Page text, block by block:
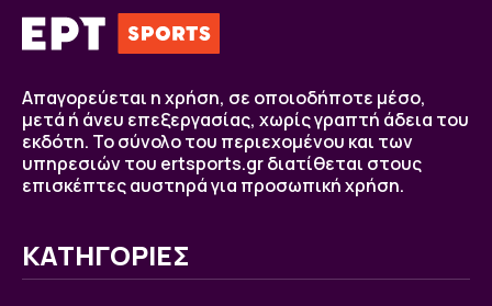
Απαγορεύεται η χρήση, σε οποιοδήποτε μέσο,
μετά ή άνευ επεξεργασίας, χωρίς γραπτή άδεια του
εκδότη. Το σύνολο του περιεχομένου και των
υπηρεσιών του ertsports.gr διατίθεται στους
επισκέπτες αυστηρά για προσωπική χρήση.
ΚΑΤΗΓΟΡΙΕΣ